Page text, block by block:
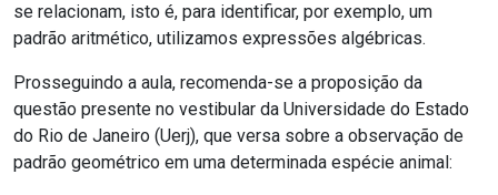
se relacionam, isto é, para identificar, por exemplo, um
padrão aritmético, utilizamos expressões algébricas.
Prosseguindo a aula, recomenda-se a proposição da
questão presente no vestibular da Universidade do Estado
do Rio de Janeiro (Uerj), que versa sobre a observação de
padrão geométrico em uma determinada espécie animal: